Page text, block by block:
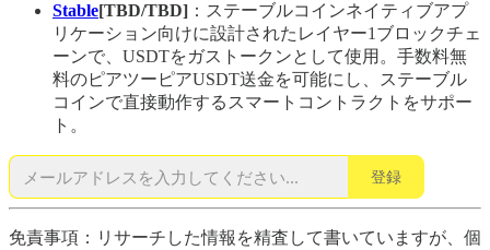
Stable[TBD/TBD] ：ステーブルコインネイティブアプ
リケーション向けに設計されたレイヤー1ブロックチェ
ーンで、USDTをガストークンとして使用。手数料無
料のピアツーピアUSDT送金を可能にし、ステーブル
コインで直接動作するスマートコントラクトをサポー
ト。
登録
免責事項：リサーチした情報を精査して書いていますが、個